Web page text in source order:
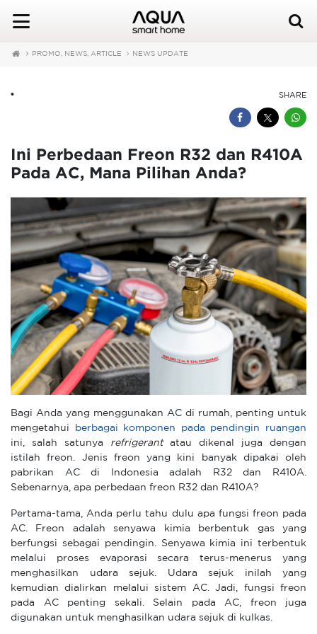
PROMO, NEWS, ARTICLE NEWS UPDATE
SHARE
•
Ini Perbedaan Freon R32 dan R410A
Pada AC, Mana Pilihan Anda?
Bagi Anda yang menggunakan AC di rumah, penting untuk
mengetahui
berbagai komponen pada pendingin ruangan
ini, salah satunya
refrigerantatau dikenal juga dengan
istilah freon. Jenis freon yang kini banyak dipakai oleh
pabrikan AC di Indonesia adalah R32 dan R410A.
Sebenarnya, apa perbedaan freon R32 dan R410A?
Pertama-tama, Anda perlu tahu dulu apa fungsi freon pada
AC. Freon adalah senyawa kimia berbentuk gas yang
berfungsi sebagai pendingin. Senyawa kimia ini terbentuk
melalui proses evaporasi secara terus-menerus yang
menghasilkan udara sejuk. Udara sejuk inilah yang
kemudian dialirkan melalui sistem AC. Jadi, fungsi freon
pada AC penting sekali. Selain pada AC, freon juga
digunakan untuk menghasilkan udara sejuk di kulkas.